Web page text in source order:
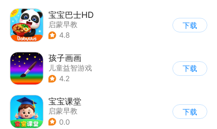
宝宝巴士HD
启蒙早教
| 儿童益智游戏
4.8
下载
孩子画画
儿童益智游戏
| 启蒙早教
4.2
下载
宝宝课堂
启蒙早教
0.0
下载